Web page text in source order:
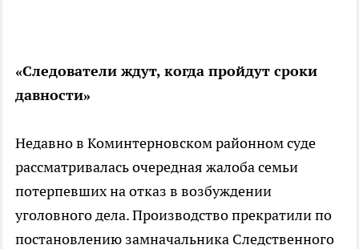
«Следователи ждут, когда пройдут сроки
давности»
Недавно в Коминтерновском районном суде
рассматривалась очередная жалоба семьи
потерпевших на отказ в возбуждении
уголовного дела. Производство прекратили по
постановлению замначальника Следственного